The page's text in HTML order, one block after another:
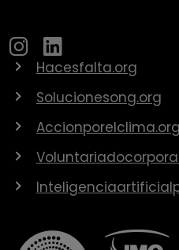
Hacesfalta.org
Solucionesong.org
Accionporelclima.org